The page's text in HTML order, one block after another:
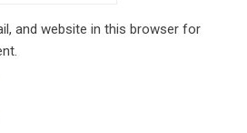
and website in this browser for